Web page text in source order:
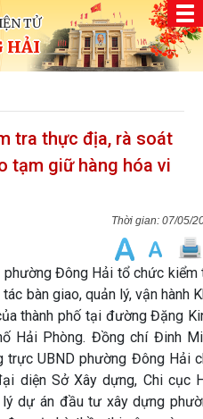
TỬ
HẢI
tra thực địa, rà soát
tạm giữ hàng hóa vi
07/05/
phường Đông Hải tổ chức kiểm
bàn giao, quản lý, vận hành
thành phố tại đường Đặng
Hải Phòng. Đồng chí Đinh
trực UBND phường Đông Hải
diện Sở Xây dựng, Chi cục
dự án đầu tư xây dựng